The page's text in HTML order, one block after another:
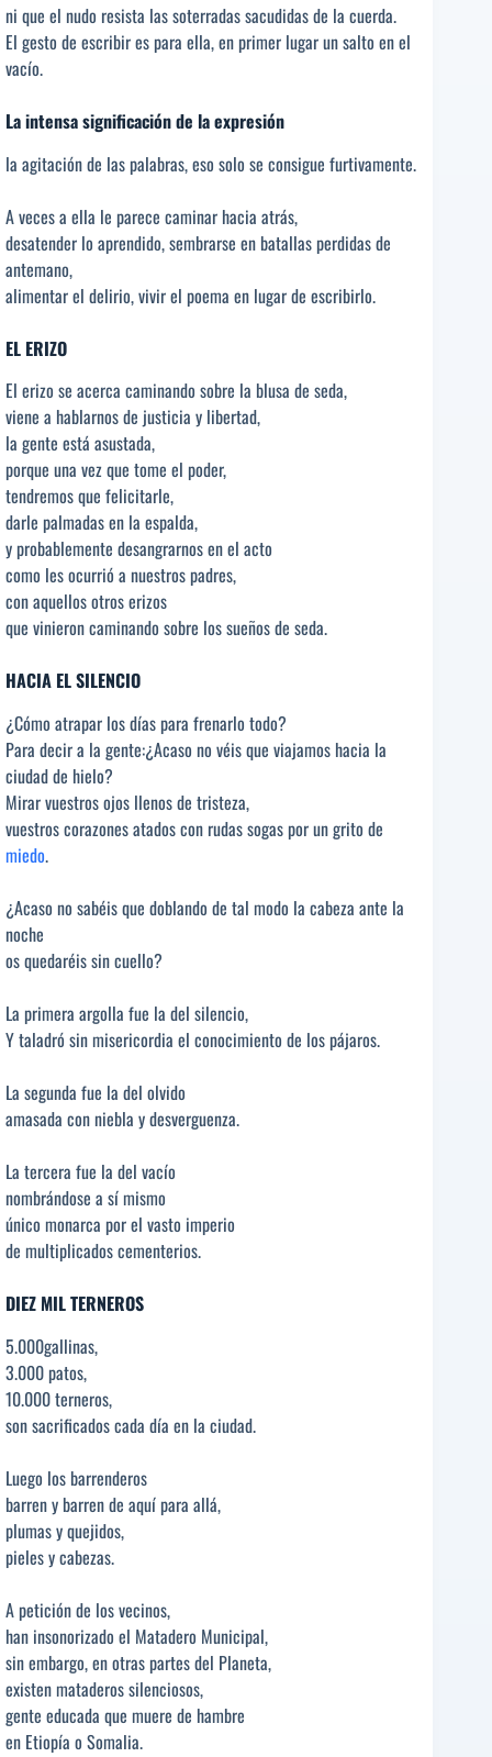
ni que el nudo resista las soterradas sacudidas de la cuerda.
El gesto de escribir es para ella, en primer lugar un salto en el
vacío.
La intensa significación de la expresión
la agitación de las palabras, eso solo se consigue furtivamente.
A veces a ella le parece caminar hacia atrás,
desatender lo aprendido, sembrarse en batallas perdidas de
antemano,
alimentar el delirio, vivir el poema en lugar de escribirlo.
EL ERIZO
El erizo se acerca caminando sobre la blusa de seda,
viene a hablarnos de justicia y libertad,
la gente está asustada,
porque una vez que tome el poder,
tendremos que felicitarle,
darle palmadas en la espalda,
y probablemente desangrarnos en el acto
como les ocurrió a nuestros padres,
con aquellos otros erizos
que vinieron caminando sobre los sueños de seda.
HACIA EL SILENCIO
¿Cómo atrapar los días para frenarlo todo?
Para decir a la gente:¿Acaso no véis que viajamos hacia la
ciudad de hielo?
Mirar vuestros ojos llenos de tristeza,
vuestros corazones atados con rudas sogas por un grito de
miedo.
¿Acaso no sabéis que doblando de tal modo la cabeza ante la
noche
os quedaréis sin cuello?
La primera argolla fue la del silencio,
Y taladró sin misericordia el conocimiento de los pájaros.
La segunda fue la del olvido
amasada con niebla y desverguenza.
La tercera fue la del vacío
nombrándose a sí mismo
único monarca por el vasto imperio
de multiplicados cementerios.
DIEZ MIL TERNEROS
5.000gallinas,
3.000 patos,
10.000 terneros,
son sacrificados cada día en la ciudad.
Luego los barrenderos
barren y barren de aquí para allá,
plumas y quejidos,
pieles y cabezas.
A petición de los vecinos,
han insonorizado el Matadero Municipal,
sin embargo, en otras partes del Planeta,
existen mataderos silenciosos,
gente educada que muere de hambre
en Etiopía o Somalia.